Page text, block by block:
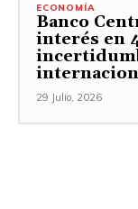
ECONOMÍA
Banco
interés en
29 Julio, 2026